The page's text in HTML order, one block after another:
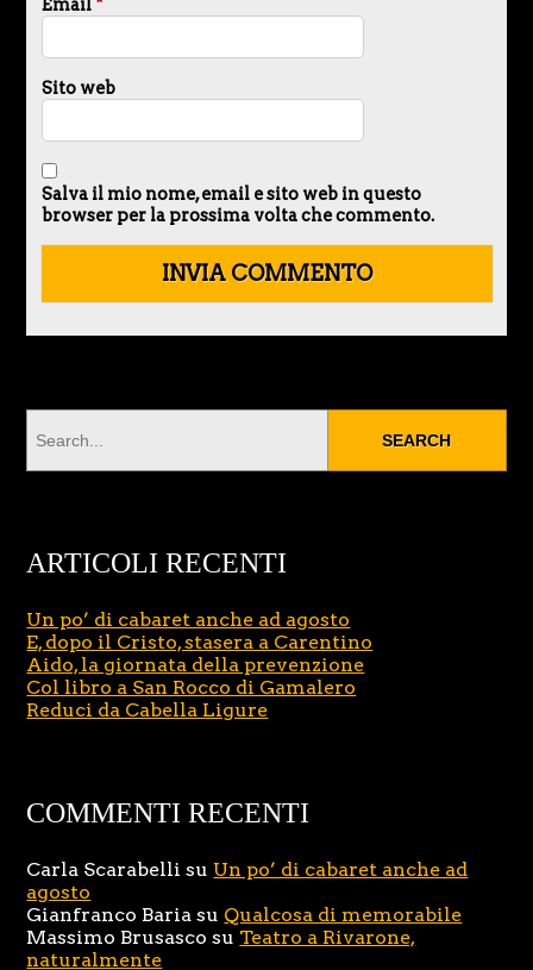
Sito web
Salva il mio nome, email e sito web in questo
browser per la prossima volta che commento.
ARTICOLI RECENTI
Un po’ di cabaret anche ad agosto
E, dopo il Cristo, stasera a Carentino
Aido, la giornata della prevenzione
Col libro a San Rocco di Gamalero
Reduci da Cabella Ligure
COMMENTI RECENTI
Carla Scarabelli su Un po’ di cabaret anche ad
agosto
Gianfranco Baria su Qualcosa di memorabile
Massimo Brusasco su Teatro a Rivarone,
naturalmente